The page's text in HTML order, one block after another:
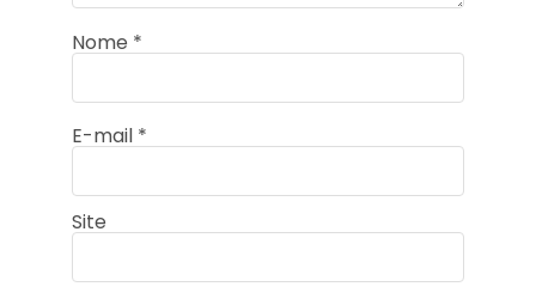
Nome *
E-mail *
Site